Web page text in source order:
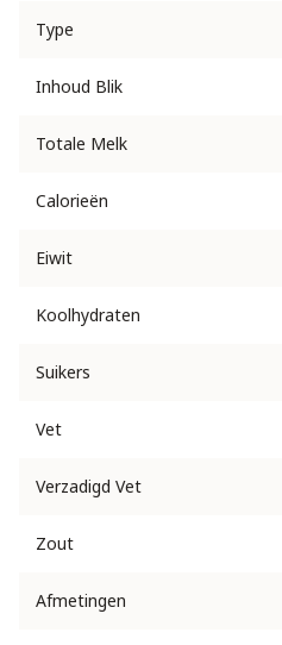
Type
Inhoud Blik
Totale Melk
Calorieën
Eiwit
Koolhydraten
Suikers
Vet
Verzadigd Vet
Zout
Afmetingen